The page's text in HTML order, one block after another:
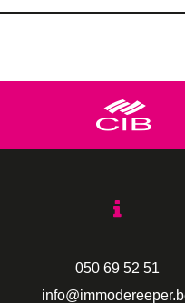
050 69 52 51